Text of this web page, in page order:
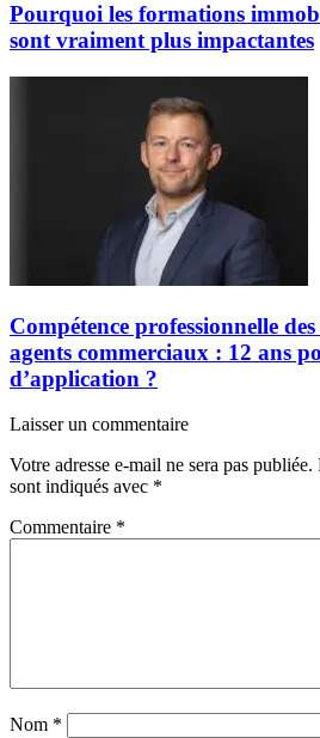
Pourquoi les formations
sont vraiment plus impactantes
Compétence professionnelle
agents commerciaux : 12 ans
d’application ?
Laisser un commentaire
Votre adresse e-mail ne sera pas publiée.
sont indiqués avec *
Commentaire *
Nom *